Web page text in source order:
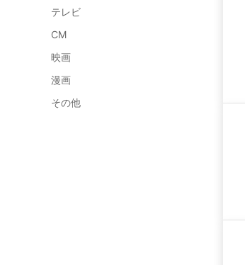
テレビ
CM
映画
漫画
その他